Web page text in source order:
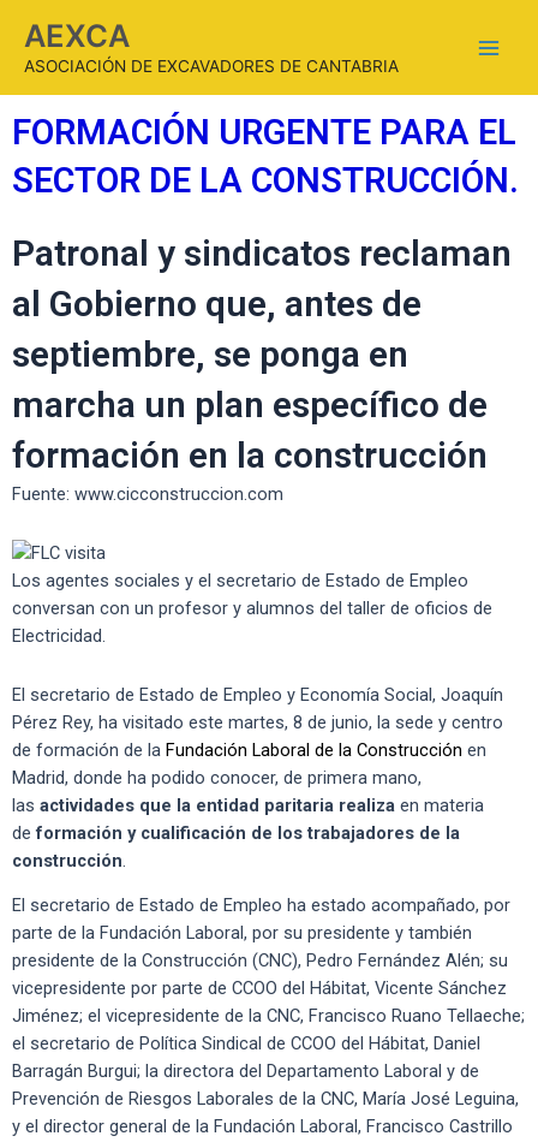
AEXCA
ASOCIACIÓN DE EXCAVADORES DE CANTABRIA
FORMACIÓN URGENTE PARA EL
SECTOR DE LA CONSTRUCCIÓN.
Patronal y sindicatos reclaman
al Gobierno que, antes de
septiembre, se ponga en
marcha un plan específico de
formación en la construcción
Fuente: www.cicconstruccion.com
Los agentes sociales y el secretario de Estado de Empleo
conversan con un profesor y alumnos del taller de oficios de
Electricidad.
El secretario de Estado de Empleo y Economía Social, Joaquín
Pérez Rey, ha visitado este martes, 8 de junio, la sede y centro
de formación de la Fundación Laboral de la Construcción en
Madrid, donde ha podido conocer, de primera mano,
las actividades que la entidad paritaria realiza en materia
deformación y cualificación de los trabajadores de la
construcción.
El secretario de Estado de Empleo ha estado acompañado, por
parte de la Fundación Laboral, por su presidente y también
presidente de la Construcción (CNC), Pedro Fernández Alén; su
vicepresidente por parte de CCOO del Hábitat, Vicente Sánchez
Jiménez; el vicepresidente de la CNC, Francisco Ruano Tellaeche;
el secretario de Política Sindical de CCOO del Hábitat, Daniel
Barragán Burgui; la directora del Departamento Laboral y de
Prevención de Riesgos Laborales de la CNC, María José Leguina,
y el director general de la Fundación Laboral, Francisco Castrillo